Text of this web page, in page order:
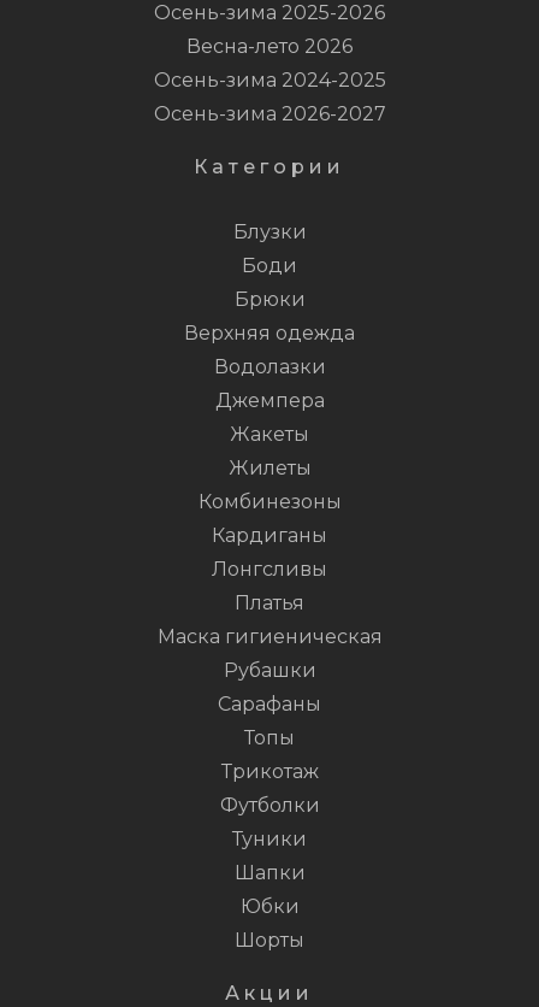
Осень-зима 2025-2026
Весна-лето 2026
Осень-зима 2024-2025
Осень-зима 2026-2027
Категории
Блузки
Боди
Брюки
Верхняя одежда
Водолазки
Джемпера
Жакеты
Жилеты
Комбинезоны
Кардиганы
Лонгсливы
Платья
Маска гигиеническая
Рубашки
Сарафаны
Топы
Трикотаж
Футболки
Туники
Шапки
Юбки
Шорты
Акции